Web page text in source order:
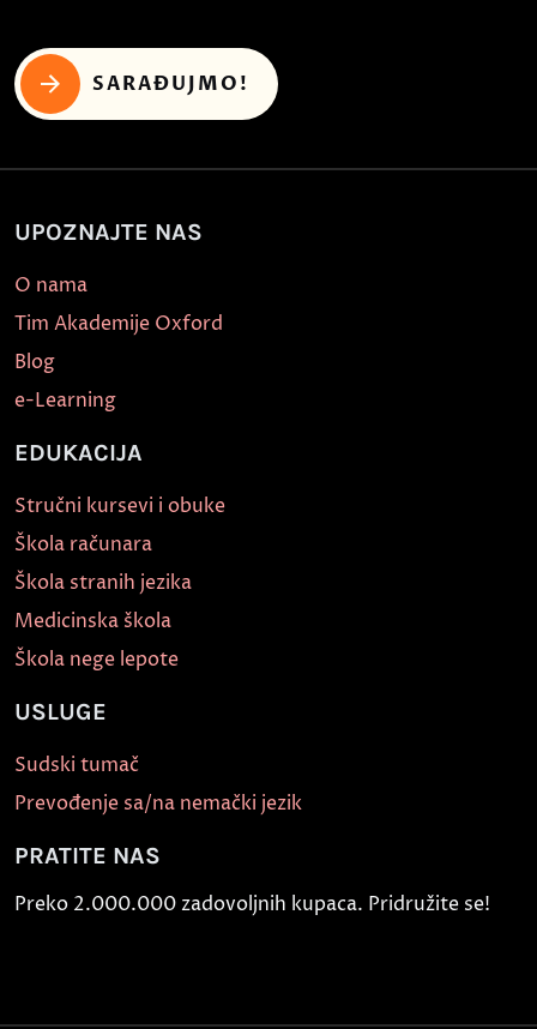
SARAĐUJMO!
UPOZNAJTE NAS
O nama
Tim Akademije Oxford
Blog
e-Learning
EDUKACIJA
Stručni kursevi i obuke
Škola računara
Škola stranih jezika
Medicinska škola
Škola nege lepote
USLUGE
Sudski tumač
Prevođenje sa/na nemački jezik
PRATITE NAS
Preko 2.000.000 zadovoljnih kupaca. Pridružite se!